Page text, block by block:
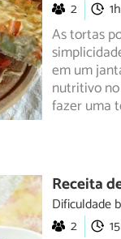
2
As tortas
em um
nutritivo
fazer uma
Receita
Dificuldade
2